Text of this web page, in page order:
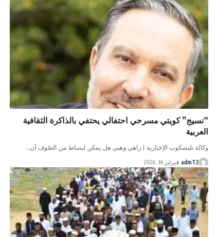
“نسيج” كويتي مسرحي احتفالي يحتفي بالذاكرة الثقافية
العربية
وكالة تليسكوب الإخبارية | زاهي وهبي هل يمكن لبساط من الصّوف أن…
admT2 فبراير 16, 2026